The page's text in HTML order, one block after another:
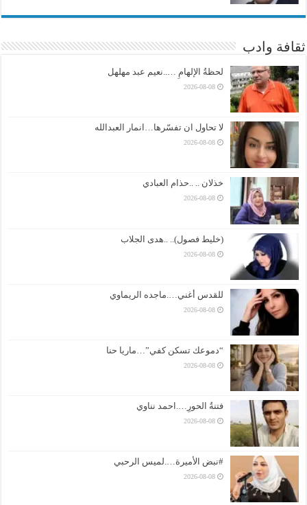
ثقافة وادب
لحظةُ الإلهامِ …..نعيم عبد مهلهل
2026-08-08
لا تحاول ان تفسّرها…انمار العبدالله
2026-08-08
خذلان .. ..حذام العبادي
2026-08-08
(خليط فصول).. ..هدى الجلاب
2026-08-08
للقدس أغني….ماجده الريماوي
2026-08-08
“دموعك تسكن كفي”…ماريا حنا
2026-08-08
فتنةُ الحورِ….احمد نناوي
2026-08-08
#نبض الأميرة….لميس الرحبي
2026-08-08